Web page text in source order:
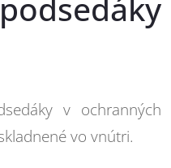
v ochranných
vo vnútri.